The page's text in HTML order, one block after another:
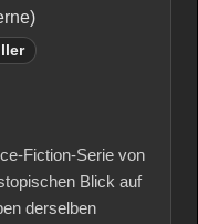
Fiction-Serie von
Blick auf
derselben